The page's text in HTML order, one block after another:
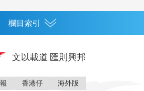
欄目索引
灣區企業 灣區文化
文以載道 匯則興邦
香港仔 海外版